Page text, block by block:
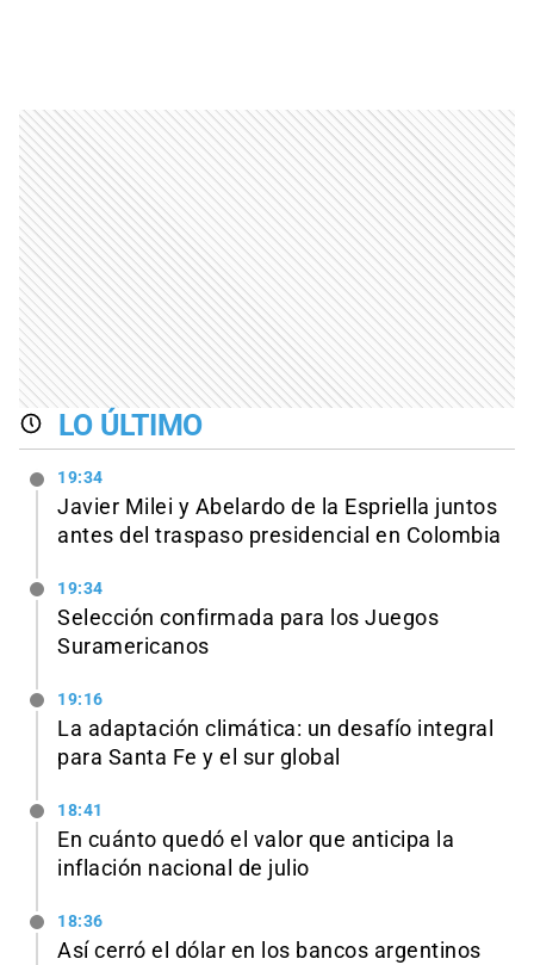
LO ÚLTIMO
19:34
Javier Milei y Abelardo de la Espriella juntos
antes del traspaso presidencial en Colombia
19:34
Selección confirmada para los Juegos
Suramericanos
19:16
La adaptación climática: un desafío integral
para Santa Fe y el sur global
18:41
En cuánto quedó el valor que anticipa la
inflación nacional de julio
18:36
Así cerró el dólar en los bancos argentinos